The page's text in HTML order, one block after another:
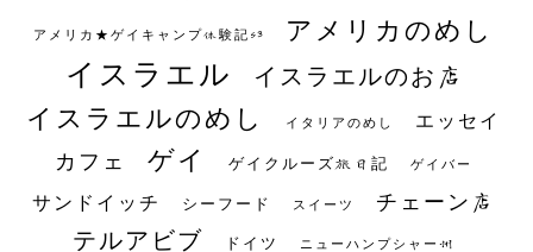
アメリカ★ゲイキャンプ体験記S3 アメリカのめし
イスラエル イスラエルのお店
イスラエルのめし イタリアのめし エッセイ
カフェ ゲイ ゲイクルーズ旅日記 ゲイバー
サンドイッチ シーフード スイーツ チェーン店
テルアビブ ドイツ ニューハンプシャー州